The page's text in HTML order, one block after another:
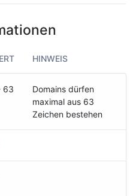
HINWEIS
63
Domains dürfen
maximal aus 63
Zeichen bestehen